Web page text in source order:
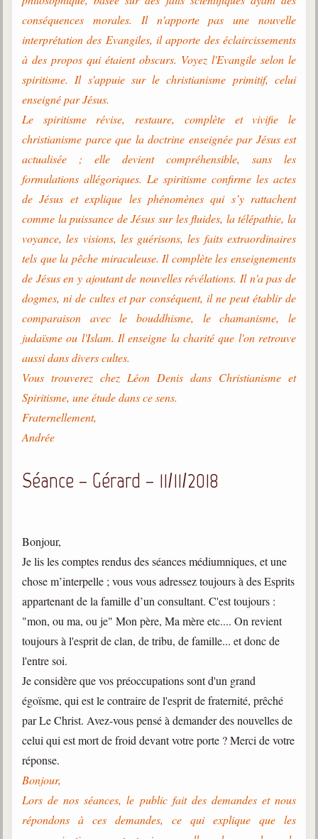
conséquences morales. Il n'apporte pas une nouvelle
interprétation des Evangiles, il apporte des éclaircissements
à des propos qui étaient obscurs. Voyez l'Evangile selon le
spiritisme. Il s'appuie sur le christianisme primitif, celui
enseigné par Jésus.
Le spiritisme révise, restaure, complète et vivifie le
christianisme parce que la doctrine enseignée par Jésus est
actualisée ; elle devient compréhensible, sans les
formulations allégoriques. Le spiritisme confirme les actes
de Jésus et explique les phénomènes qui s’y rattachent
comme la puissance de Jésus sur les fluides, la télépathie, la
voyance, les visions, les guérisons, les faits extraordinaires
tels que la pêche miraculeuse. Il complète les enseignements
de Jésus en y ajoutant de nouvelles révélations. Il n'a pas de
dogmes, ni de cultes et par conséquent, il ne peut établir de
comparaison avec le bouddhisme, le chamanisme, le
judaïsme ou l'Islam. Il enseigne la charité que l'on retrouve
aussi dans divers cultes.
Vous trouverez chez Léon Denis dans Christianisme et
Spiritisme, une étude dans ce sens.
Fraternellement,
Andrée
Séance – Gérard – 11/11/2018
Bonjour,
Je lis les comptes rendus des séances médiumniques, et une
chose m’interpelle ; vous vous adressez toujours à des Esprits
appartenant de la famille d’un consultant. C'est toujours :
"mon, ou ma, ou je" Mon père, Ma mère etc.... On revient
toujours à l'esprit de clan, de tribu, de famille... et donc de
l'entre soi.
Je considère que vos préoccupations sont d'un grand
égoïsme, qui est le contraire de l'esprit de fraternité, prêché
par Le Christ. Avez-vous pensé à demander des nouvelles de
celui qui est mort de froid devant votre porte ? Merci de votre
réponse.
Bonjour,
Lors de nos séances, le public fait des demandes et nous
répondons à ces demandes, ce qui explique que les